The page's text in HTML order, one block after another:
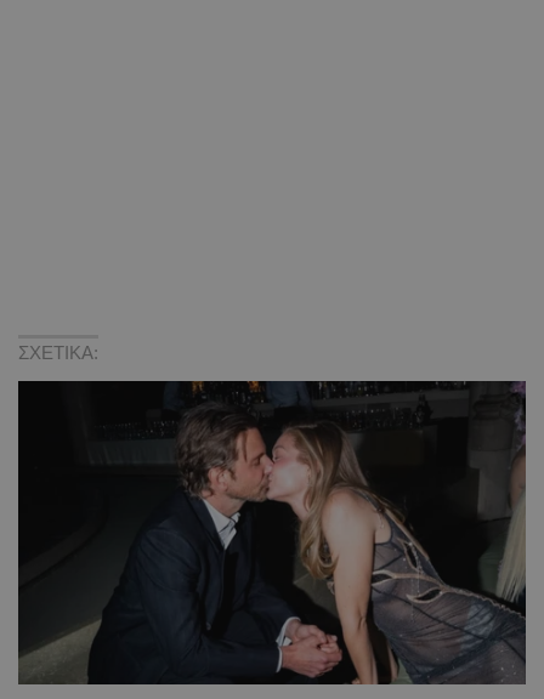
ΣΧΕΤΙΚΑ: